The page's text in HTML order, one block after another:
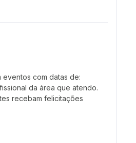
com datas de:
da área que atendo.
recebam felicitações